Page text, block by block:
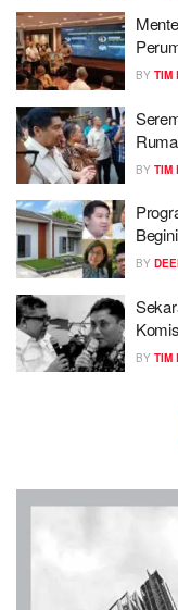
BY TIM
BY TIM
BY
BY TIM